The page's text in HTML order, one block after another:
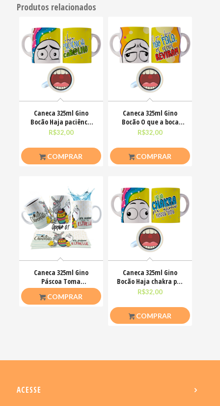
Produtos relacionados
Caneca 325ml Gino
Bocão Haja paciênca
nesse caralho Meme
R$32,00
COMPRAR
Caneca 325ml Gino
Bocão O que a boca
não fala, os olhos
R$32,00
COMPRAR
Caneca 325ml Gino
Páscoa Toma
chocolate pra acalmar
esse teu estresse
COMPRAR
Caneca 325ml Gino
Bocão Haja chakra pra
alinha nessa vida
R$32,00
COMPRAR
ACESSE